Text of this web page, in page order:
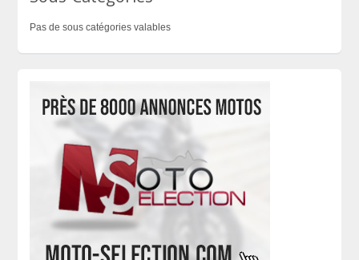
Pas de sous catégories valables